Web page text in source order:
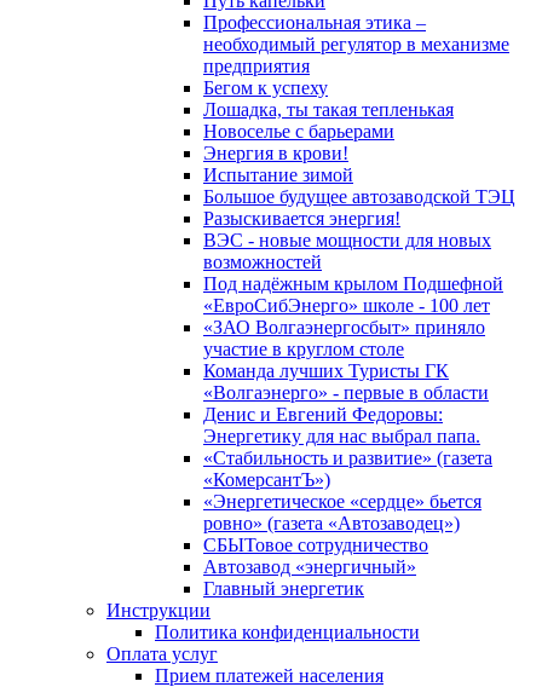
Профессиональная этика –
необходимый регулятор в механизме
предприятия
Бегом к успеху
Лошадка, ты такая тепленькая
Новоселье с барьерами
Энергия в крови!
Испытание зимой
Большое будущее автозаводской ТЭЦ
Разыскивается энергия!
ВЭС - новые мощности для новых
возможностей
Под надёжным крылом Подшефной
«ЕвроСибЭнерго» школе - 100 лет
«ЗАО Волгаэнергосбыт» приняло
участие в круглом столе
Команда лучших Туристы ГК
«Волгаэнерго» - первые в области
Денис и Евгений Федоровы:
Энергетику для нас выбрал папа.
«Стабильность и развитие» (газета
«КомерсантЪ»)
«Энергетическое «сердце» бьется
ровно» (газета «Автозаводец»)
СБЫТовое сотрудничество
Автозавод «энергичный»
Главный энергетик
Инструкции
Политика конфиденциальности
Оплата услуг
Прием платежей населения